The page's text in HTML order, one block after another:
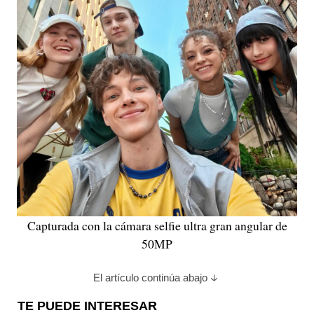
Capturada con la cámara selfie ultra gran angular de
50MP
El artículo continúa abajo
TE PUEDE INTERESAR